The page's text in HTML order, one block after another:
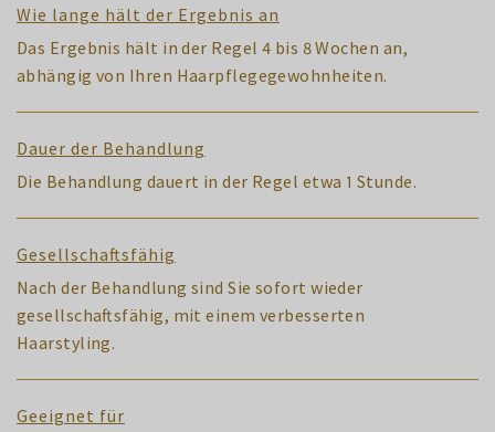
Wie lange hält der Ergebnis an
Das Ergebnis hält in der Regel 4 bis 8 Wochen an,
abhängig von Ihren Haarpflegegewohnheiten.
Dauer der Behandlung
Die Behandlung dauert in der Regel etwa 1 Stunde.
Gesellschaftsfähig
Nach der Behandlung sind Sie sofort wieder
gesellschaftsfähig, mit einem verbesserten
Haarstyling.
Geeignet für